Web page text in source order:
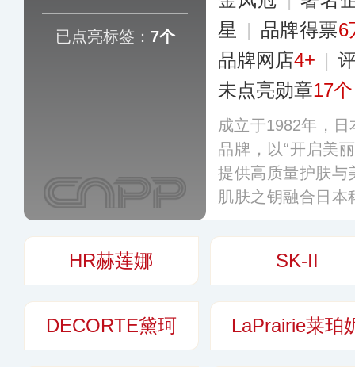
已点亮标签： 7个
星
| 品牌得票6
品牌网店4+ |
未点亮勋章17个
成立于1982年，
品牌，以“开启美
提供高质量护肤与
肌肤之钥融合日
化的服务在化妆
HR赫莲娜 SK-II
DECORTE黛珂 LaPrairie莱珀